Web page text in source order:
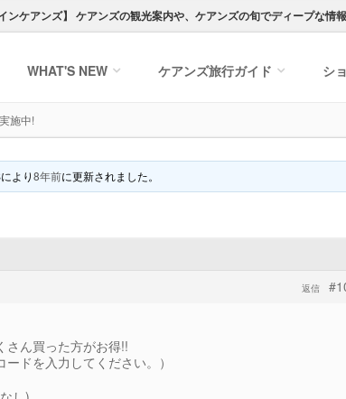
ンケアンズ】 ケアンズの観光案内や、ケアンズの旬でディープな情
WHAT'S NEW ケアンズ旅行ガイド シ
施中!
により8年前に更新されました。
返信
さん買った方がお得!!
ドを入力してください。）